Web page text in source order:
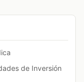
de Inversión